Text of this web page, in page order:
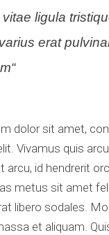
vitae ligula
erat
dolor sit amet,
Vivamus quis
arcu, id hendrerit
metus sit amet
libero sodales.
et aliquam.